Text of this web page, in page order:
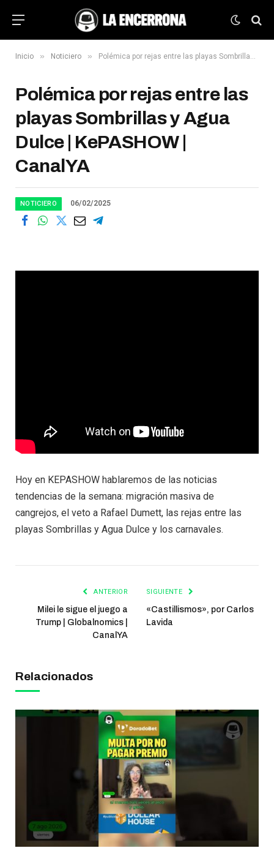
Inicio » Noticiero » Polémica por rejas entre las playas Sombrillas y Agua Dulce | KePASHOW | CanalYA
Polémica por rejas entre las
playas Sombrillas y Agua
Dulce | KePASHOW |
CanalYA
NOTICIERO 06/02/2025
Hoy en KEPASHOW hablaremos de las noticias
tendencias de la semana: migración masiva de
cangrejos, el veto a Rafael Dumett, las rejas entre las
playas Sombrillas y Agua Dulce y los carnavales.
ANTERIOR
Milei le sigue el juego a
Trump | Globalnomics |
CanalYA
SIGUIENTE
«Castillismos», por Carlos
Lavida
Relacionados